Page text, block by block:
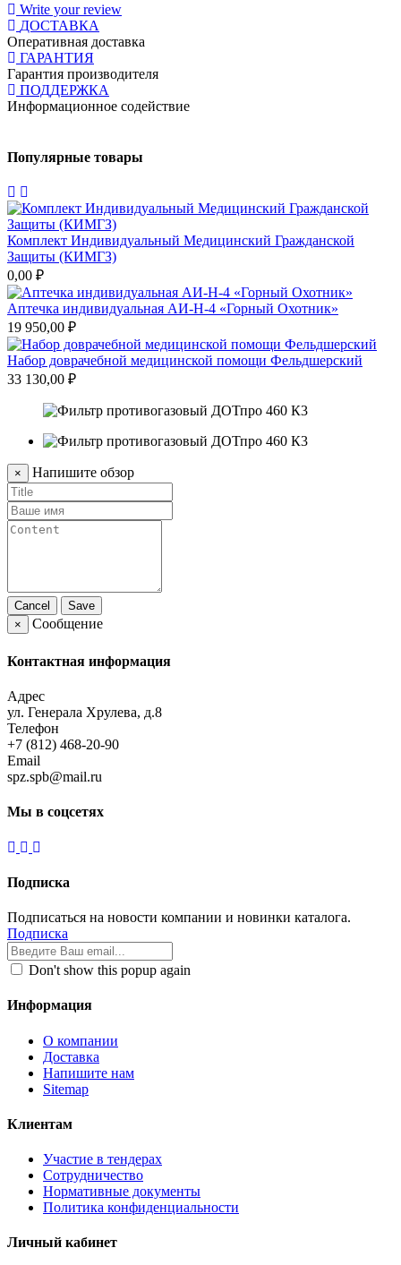
Write your review
ДОСТАВКА
Оперативная доставка
ГАРАНТИЯ
Гарантия производителя
ПОДДЕРЖКА
Информационное содействие
Популярные товары
Комплект Индивидуальный Медицинский Гражданской
Защиты (КИМГЗ)
0,00 ₽
Аптечка индивидуальная АИ-Н-4 «Горный Охотник»
19 950,00 ₽
Набор доврачебной медицинской помощи Фельдшерский
33 130,00 ₽
× Напишите обзор
Cancel
Save
×
Сообщение
Контактная информация
Адрес
ул. Генерала Хрулева, д.8
Телефон
+7 (812) 468-20-90
Email
spz.spb@mail.ru
Мы в соцсетях
Подписка
Подписаться на новости компании и новинки каталога.
Подписка
Don't show this popup again
Информация
О компании
Доставка
Напишите нам
Sitemap
Клиентам
Участие в тендерах
Сотрудничество
Нормативные документы
Политика конфиденциальности
Личный кабинет